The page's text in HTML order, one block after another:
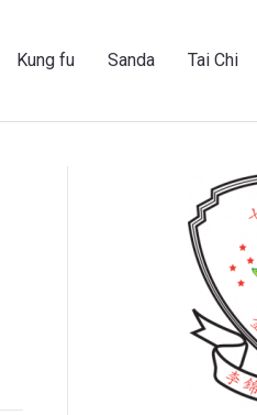
Kung fu Sanda Tai Chi